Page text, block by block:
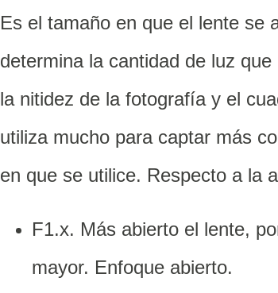
Es el tamaño en que el lente se
determina la cantidad de luz
la nitidez de la fotografía y el
utiliza mucho para captar más
en que se utilice. Respecto a la
F1.x. Más abierto el lente,
mayor. Enfoque abierto.